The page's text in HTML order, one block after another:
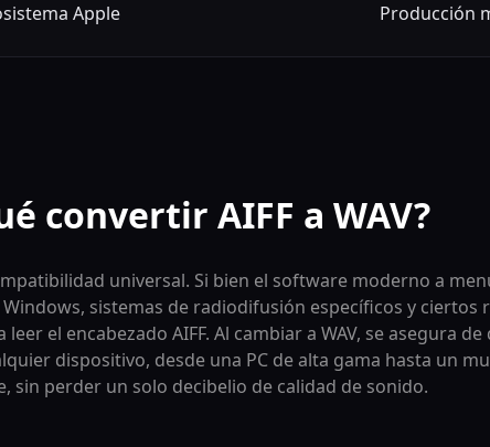
Apple Producción
convertir AIFF a WAV?
universal. Si bien el software moderno a
sistemas de radiodifusión específicos y
el encabezado AIFF. Al cambiar a WAV, se asegura
dispositivo, desde una PC de alta gama hasta un
sin perder un solo decibelio de calidad de sonido.